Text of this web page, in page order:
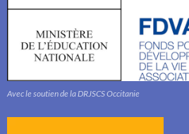
Avec le soutien de la DRJSCS Occitanie